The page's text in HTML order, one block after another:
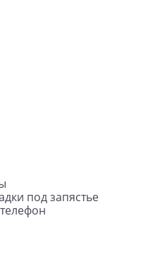
под запястье